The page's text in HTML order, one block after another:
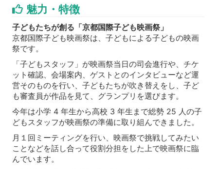
魅力・特徴
子どもたちが創る「京都国際子ども映画祭」
京都国際子ども映画祭は、子どもによる子どもの映画
祭です。
「子どもスタッフ」が映画祭当日の司会進行や、チケ
ット確認、会場案内、ゲストとのインタビューなど運
営そのものを行い、子どもたちが吹き替えをし、子ど
も審査員が作品を見て、グランプリを選びます。
今年は小学 4 年生から高校 3 年生まで総勢 25 人の子
どもスタッフが映画祭の準備に取り組んできました。
月１回ミーティングを行い、映画祭で挑戦してみたい
ことなどを話し合って役割分担をした上で映画祭に臨
んでいます。